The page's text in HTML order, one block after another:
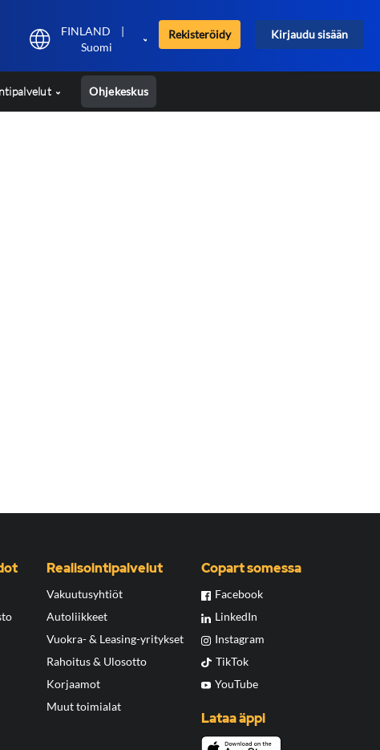
FINLAND
|
Suomi
Rekisteröidy Kirjaudu sisään
Ohjekeskus
Realisointipalvelut
Vakuutusyhtiöt
Autoliikkeet
Vuokra- & Leasing-yritykset
Rahoitus & Ulosotto
Korjaamot
Muut toimialat
Copart somessa
Facebook
LinkedIn
Instagram
TikTok
YouTube
Lataa äppi